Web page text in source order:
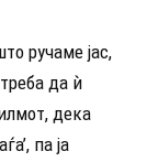
ручаме јас,
да ѝ
дека
па ја